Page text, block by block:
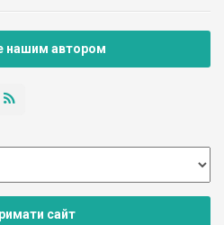
нашим автором
сайт